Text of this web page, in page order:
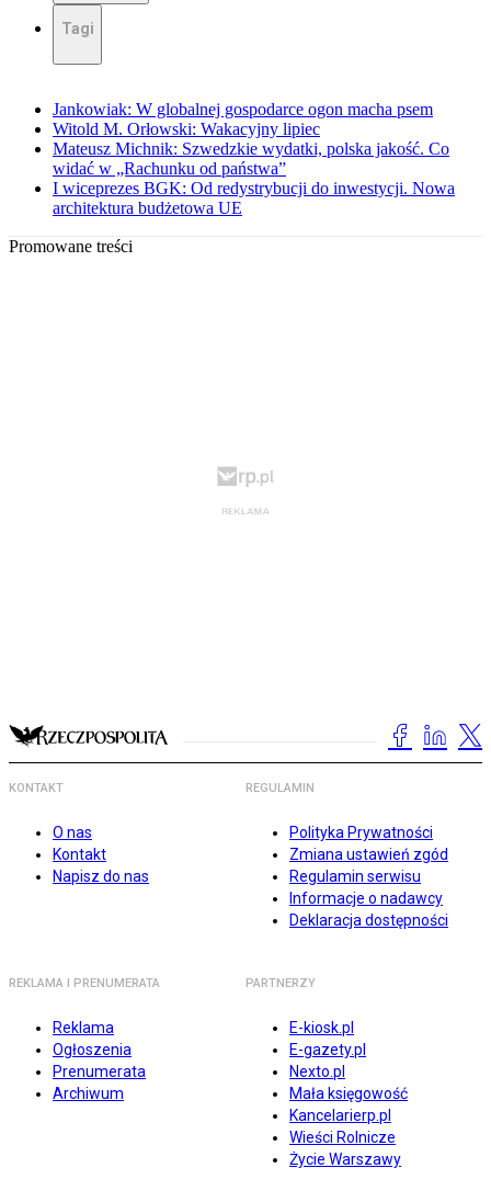
Tagi
Jankowiak: W globalnej gospodarce ogon macha psem
Witold M. Orłowski: Wakacyjny lipiec
Mateusz Michnik: Szwedzkie wydatki, polska jakość. Co
widać w „Rachunku od państwa”
I wiceprezes BGK: Od redystrybucji do inwestycji. Nowa
architektura budżetowa UE
Promowane treści
KONTAKT
O nas
Kontakt
Napisz do nas
REGULAMIN
Polityka Prywatności
Zmiana ustawień zgód
Regulamin serwisu
Informacje o nadawcy
Deklaracja dostępności
REKLAMA I PRENUMERATA
Reklama
Ogłoszenia
Prenumerata
Archiwum
PARTNERZY
E-kiosk.pl
E-gazety.pl
Nexto.pl
Mała księgowość
Kancelarierp.pl
Wieści Rolnicze
Życie Warszawy